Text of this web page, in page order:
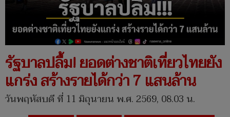
รัฐบาลปลื้ม! ยอดต่างชาติเที่ยวไทยยัง
แกร่ง สร้างรายได้กว่า 7 แสนล้าน
วันพฤหัสบดี ที่ 11 มิถุนายน พ.ศ. 2569, 08.03 น.